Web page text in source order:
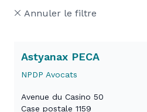
Annuler le filtre
Astyanax PECA
NPDP Avocats
Avenue du Casino 50
Case postale 1159